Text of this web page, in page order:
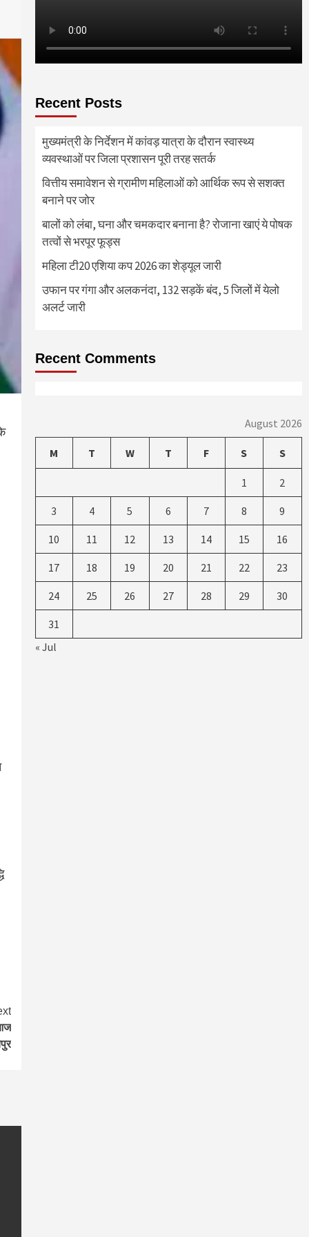
Recent Posts
मुख्यमंत्री के निर्देशन में कांवड़ यात्रा के दौरान स्वास्थ्य
व्यवस्थाओं पर जिला प्रशासन पूरी तरह सतर्क
वित्तीय समावेशन से ग्रामीण महिलाओं को आर्थिक रूप से सशक्त
बनाने पर जोर
बालों को लंबा, घना और चमकदार बनाना है? रोजाना खाएं ये पोषक
तत्वों से भरपूर फूड्स
महिला टी20 एशिया कप 2026 का शेड्यूल जारी
उफान पर गंगा और अलकनंदा, 132 सड़कें बंद, 5 जिलों में येलो
अलर्ट जारी
Recent Comments
August 2026
M T W T F S S
1 2
3 4 5 6 7 8 9
10 11 12 13 14 15 16
17 18 19 20 21 22 23
24 25 26 27 28 29 30
31
« Jul